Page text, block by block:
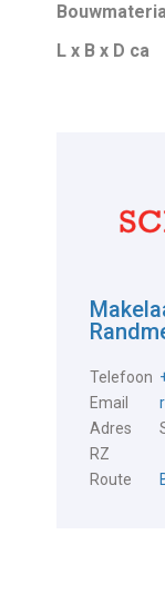
L x B x D ca
Telefoon
Email
Adres
RZ
Route